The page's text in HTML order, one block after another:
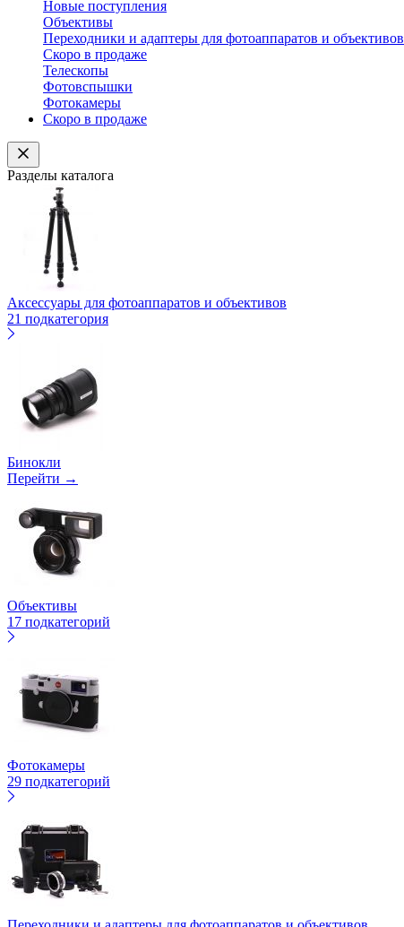
Новые поступления
Объективы
Переходники и адаптеры для фотоаппаратов и объективов
Скоро в продаже
Телескопы
Фотовспышки
Фотокамеры
Скоро в продаже
Разделы каталога
Аксессуары для фотоаппаратов и объективов
21 подкатегория
Бинокли
Перейти →
Объективы
17 подкатегорий
Фотокамеры
29 подкатегорий